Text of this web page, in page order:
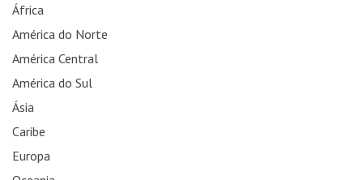
África
América do Norte
América Central
América do Sul
Ásia
Caribe
Europa